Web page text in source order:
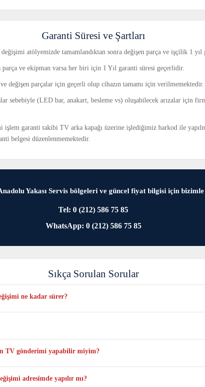
Garanti Süresi ve Şartları
atölyemizde tamamlandıktan sonra değişen parça ve işçilik 1 yıl
ve ekipman varsa her biri için 1 Yıl garanti süresi geçerlidir.
değişen parçalar için geçerli olup cihazın tamamı için verilmemektedir.
sebebiyle (LED bar, anakart, besleme vs) oluşabilecek arızalar için
garanti takibi TV arka kapağı üzerine işlediğimiz barkod ile
belgesi düzenlenmemektedir.
Yakası Servis bölgeleri ve güncel fiyat bilgisi için
Tel: 0 (212) 586 75 85
WhatsApp: 0 (212) 586 75 85
Sıkça Sorulan Sorular
ne kadar sürer?
ve anlık stok durumuna bağlı olarak en fazla 1 veya 3 iş günü
için yalnızca bu modele uygun orijinal ve sıfır paneller
TV gönderimi yapabilir miyim?
ait olacak şekilde televizyonun tamamını kutulu şekilde kargo ile
adresimde yapılır mı?